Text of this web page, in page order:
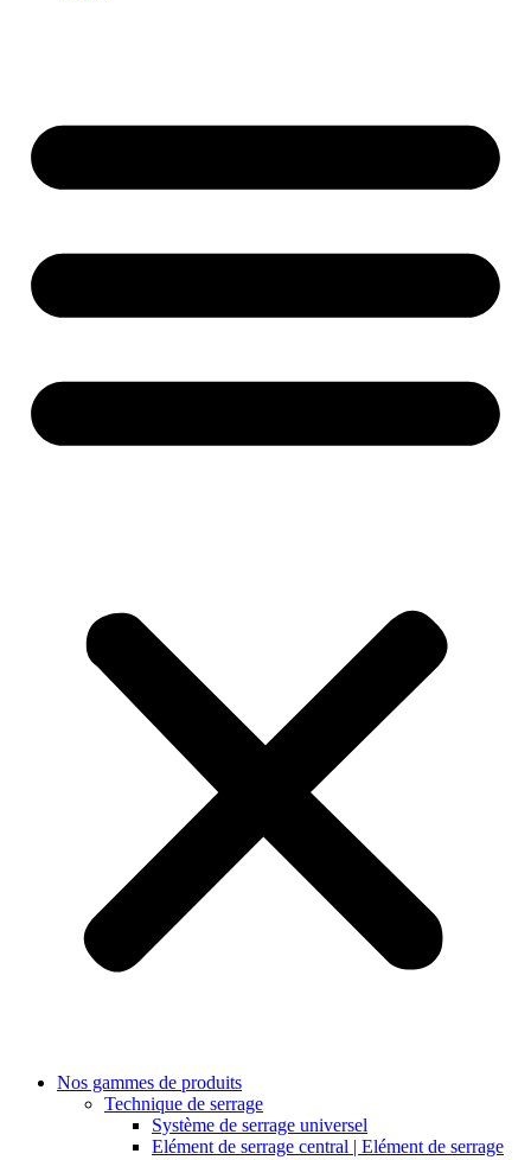
Nos gammes de produits
Technique de serrage
Système de serrage universel
Elément de serrage central | Elément de serrage